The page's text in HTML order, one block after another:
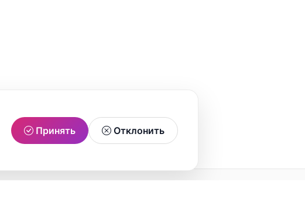
Принять Отклонить